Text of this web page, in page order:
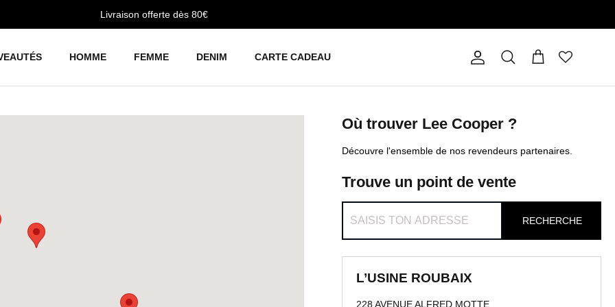
Livraison offerte dès 80€
HOMME FEMME DENIM CARTE CADEAU CompteRecherchePanier
Où trouver Lee Cooper ?
Découvre l'ensemble de nos revendeurs partenaires.
Trouve un point de vente
RECHERCHE
L’USINE ROUBAIX
228 AVENUE ALFRED MOTTE